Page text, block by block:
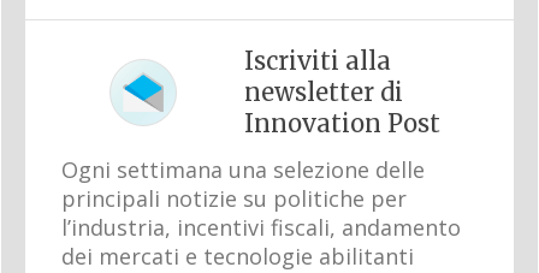
Iscriviti alla
newsletter di
Innovation Post
Ogni settimana una selezione delle
principali notizie su politiche per
l’industria, incentivi fiscali, andamento
dei mercati e tecnologie abilitanti